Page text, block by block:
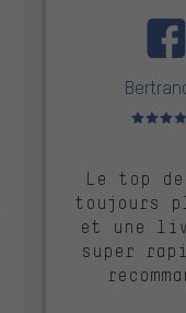
Note
Le top
toujours
et une
super